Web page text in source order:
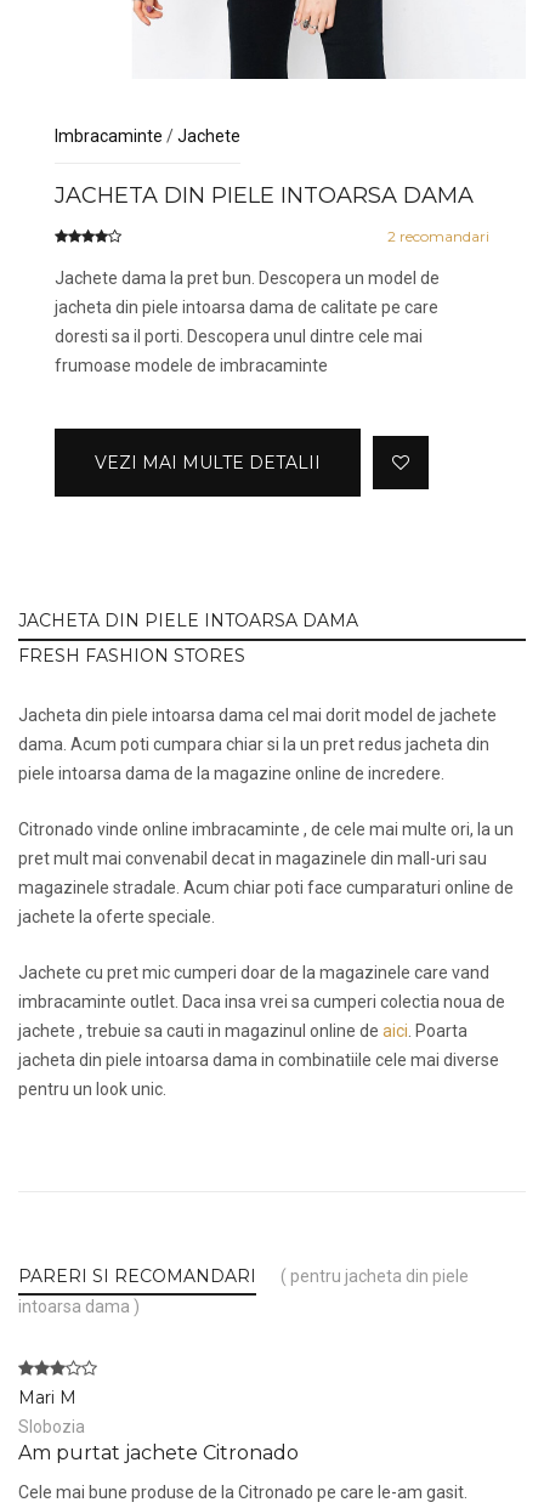
Imbracaminte /Jachete
JACHETA DIN PIELE INTOARSA DAMA
2 recomandari
Jachete dama la pret bun. Descopera un model de
jacheta din piele intoarsa dama de calitate pe care
doresti sa il porti. Descopera unul dintre cele mai
frumoase modele de imbracaminte
VEZI MAI MULTE DETALII
JACHETA DIN PIELE INTOARSA DAMA
FRESH FASHION STORES
Jacheta din piele intoarsa dama cel mai dorit model de jachete
dama. Acum poti cumpara chiar si la un pret redus jacheta din
piele intoarsa dama de la magazine online de incredere.
Citronado vinde online imbracaminte , de cele mai multe ori, la un
pret mult mai convenabil decat in magazinele din mall-uri sau
magazinele stradale. Acum chiar poti face cumparaturi online de
jachete la oferte speciale.
Jachete cu pret mic cumperi doar de la magazinele care vand
imbracaminte outlet. Daca insa vrei sa cumperi colectia noua de
jachete , trebuie sa cauti in magazinul online de aici . Poarta
jacheta din piele intoarsa dama in combinatiile cele mai diverse
pentru un look unic.
PARERI SI RECOMANDARI
( pentru jacheta din piele
intoarsa dama )
Mari M
Slobozia
Am purtat jachete Citronado
Cele mai bune produse de la Citronado pe care le-am gasit.